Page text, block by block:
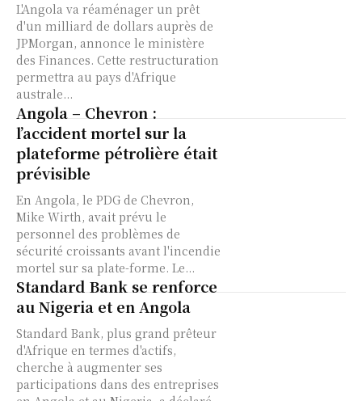
L'Angola va réaménager un prêt
d'un milliard de dollars auprès de
JPMorgan, annonce le ministère
des Finances. Cette restructuration
permettra au pays d'Afrique
australe...
Angola – Chevron :
l’accident mortel sur la
plateforme pétrolière était
prévisible
En Angola, le PDG de Chevron,
Mike Wirth, avait prévu le
personnel des problèmes de
sécurité croissants avant l'incendie
mortel sur sa plate-forme. Le...
Standard Bank se renforce
au Nigeria et en Angola
Standard Bank, plus grand prêteur
d'Afrique en termes d'actifs,
cherche à augmenter ses
participations dans des entreprises